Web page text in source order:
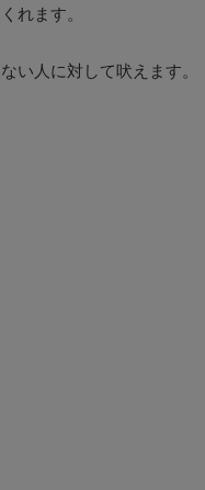
れます。
い人に対して吠えます。